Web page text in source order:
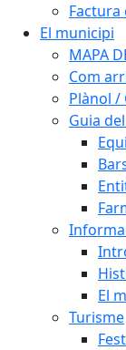
Factura
El municipi
MAPA
Com
Plànol /
Guia
El
Turisme